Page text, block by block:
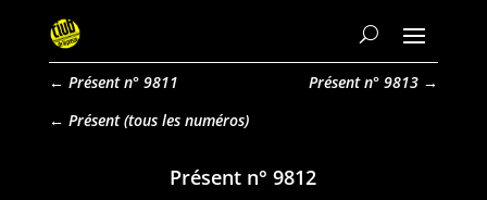
← Présent n° 9811 Présent n° 9813 →
Présent
Présent n° 9812